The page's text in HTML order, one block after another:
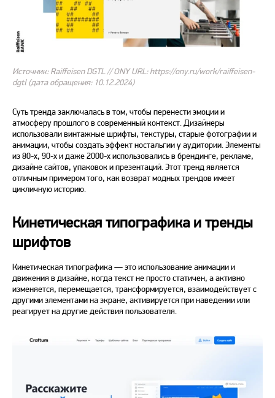
Источник: Raiffeisen DGTL // ONY URL: https://ony.ru/work/raiffeisen-
dgtl (дата обращения: 10.12.2024)
Суть тренда заключалась в том, чтобы перенести эмоции и
атмосферу прошлого в современный контекст. Дизайнеры
использовали винтажные шрифты, текстуры, старые фотографии и
анимации, чтобы создать эффект ностальгии у аудитории. Элементы
из 80-х, 90-х и даже 2000-х использовались в брендинге, рекламе,
дизайнесайтов, упаковок и презентаций. Этоттренд является
отличным примером того, как возвратмодныхтрендов имеет
цикличную историю.
Кинетическая типографика и тренды
шрифтов
Кинетическая типографика — это использование анимации и
движения в дизайне, когда текст не просто статичен, а активно
изменяется, перемещается, трансформируется, взаимодействует с
другими элементами на экране, активируется при наведении или
реагирует на другие действия пользователя.